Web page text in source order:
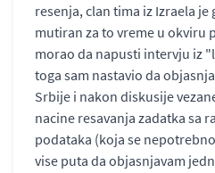
resenja, clan tima iz Izraela
mutiran za to vreme u okviru
morao da napusti intervju iz
toga sam nastavio da
Srbije i nakon diskusije
nacine resavanja zadatka sa
podataka (koja se
vise puta da objasnjavam